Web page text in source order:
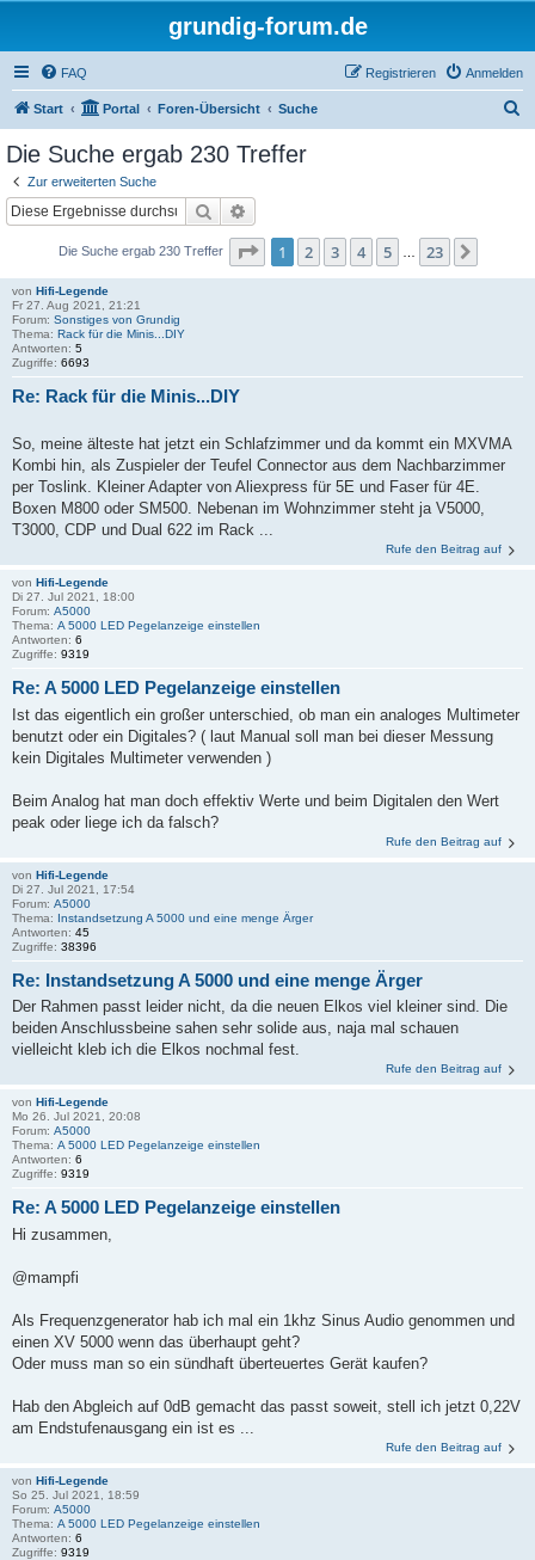
grundig-forum.de
FAQ Anmelden
Registrieren
Start Portal Foren-Übersicht Suche
Die Suche ergab 230 Treffer
Zur erweiterten Suche
Suche
Die Suche ergab 230 Treffer Seite 1von 23
1 2 3 4 5 23
von Hifi-Legende
Fr 27. Aug 2021, 21:21
Forum: Sonstiges von Grundig
Thema: Rack für die Minis...DIY
Antworten: 5
Zugriffe: 6693
Re: Rack für die Minis...DIY
So, meine älteste hat jetzt ein Schlafzimmer und da kommt ein MXVMA
Kombi hin, als Zuspieler der Teufel Connector aus dem Nachbarzimmer
per Toslink. Kleiner Adapter von Aliexpress für 5E und Faser für 4E.
Boxen M800 oder SM500. Nebenan im Wohnzimmer steht ja V5000,
T3000, CDP und Dual 622 im Rack ...
Rufe den Beitrag auf
von Hifi-Legende
Di 27. Jul 2021, 18:00
Forum: A5000
Thema: A 5000 LED Pegelanzeige einstellen
Antworten: 6
Zugriffe: 9319
Re: A 5000 LED Pegelanzeige einstellen
Ist das eigentlich ein großer unterschied, ob man ein analoges Multimeter
benutzt oder ein Digitales? ( laut Manual soll man bei dieser Messung
kein Digitales Multimeter verwenden )
Beim Analog hat man doch effektiv Werte und beim Digitalen den Wert
peak oder liege ich da falsch?
Rufe den Beitrag auf
von Hifi-Legende
Di 27. Jul 2021, 17:54
Forum: A5000
Thema: Instandsetzung A 5000 und eine menge Ärger
Antworten: 45
Zugriffe: 38396
Re: Instandsetzung A 5000 und eine menge Ärger
Der Rahmen passt leider nicht, da die neuen Elkos viel kleiner sind. Die
beiden Anschlussbeine sahen sehr solide aus, naja mal schauen
vielleicht kleb ich die Elkos nochmal fest.
Rufe den Beitrag auf
von Hifi-Legende
Mo 26. Jul 2021, 20:08
Forum: A5000
Thema: A 5000 LED Pegelanzeige einstellen
Antworten: 6
Zugriffe: 9319
Re: A 5000 LED Pegelanzeige einstellen
Hi zusammen,
@mampfi
Als Frequenzgenerator hab ich mal ein 1khz Sinus Audio genommen und
einen XV 5000 wenn das überhaupt geht?
Oder muss man so ein sündhaft überteuertes Gerät kaufen?
Hab den Abgleich auf 0dB gemacht das passt soweit, stell ich jetzt 0,22V
am Endstufenausgang ein ist es ...
Rufe den Beitrag auf
von Hifi-Legende
So 25. Jul 2021, 18:59
Forum: A5000
Thema: A 5000 LED Pegelanzeige einstellen
Antworten: 6
Zugriffe: 9319